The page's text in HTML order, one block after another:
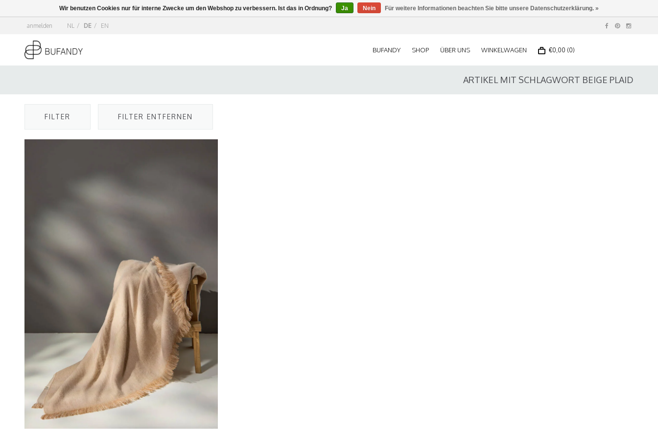
anmelden NL / DE / EN
BUFANDY SHOP ÜBER UNS WINKELWAGEN €0,00 (0)
ARTIKEL MIT SCHLAGWORT BEIGE PLAID
FILTER FILTER ENTFERNEN
Wir benutzen Cookies nur für interne Zwecke um den Webshop zu verbessern. Ist das in Ordnung? Ja Nein Für weitere Informationen beachten Sie bitte unsere Datenschutzerklärung. »